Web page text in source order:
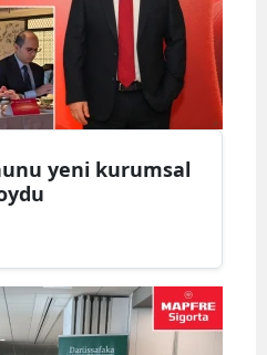
yeni kurumsal